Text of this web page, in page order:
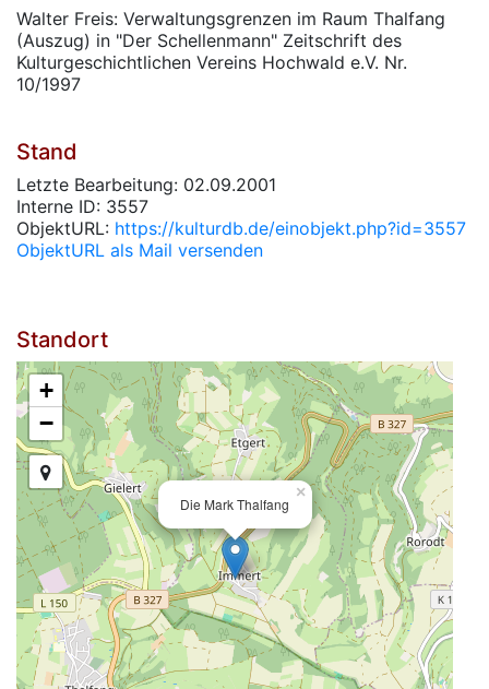
Walter Freis: Verwaltungsgrenzen im Raum Thalfang
(Auszug) in "Der Schellenmann" Zeitschrift des
Kulturgeschichtlichen Vereins Hochwald e.V. Nr.
10/1997
Stand
Letzte Bearbeitung: 02.09.2001
Interne ID: 3557
ObjektURL: https://kulturdb.de/einobjekt.php?id=3557
ObjektURL als Mail versenden
Standort
Die Mark Thalfang
×
+
−